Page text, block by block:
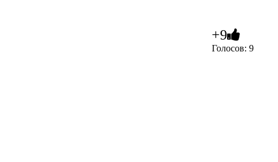
+9
Голосов: 9